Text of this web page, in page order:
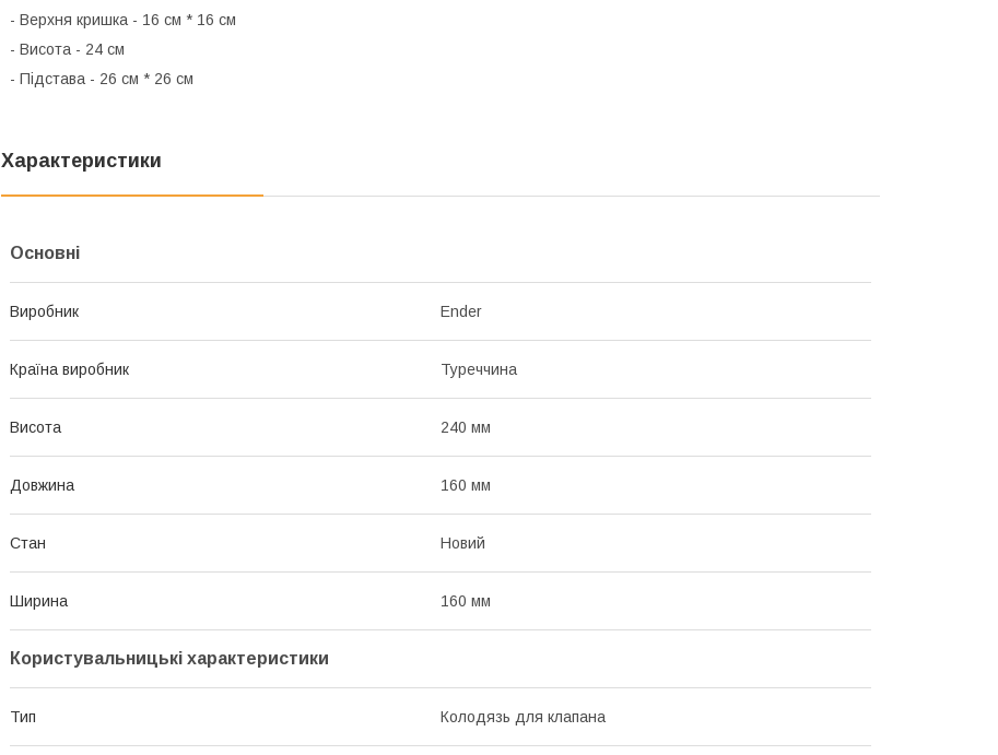
- Верхня кришка - 16 см * 16 см
- Висота - 24 см
- Підстава - 26 см * 26 см
Характеристики
Основні
Виробник Ender
Країна виробник Туреччина
Висота 240 мм
Довжина 160 мм
Стан Новий
Ширина 160 мм
Користувальницькі характеристики
Тип Колодязь для клапана